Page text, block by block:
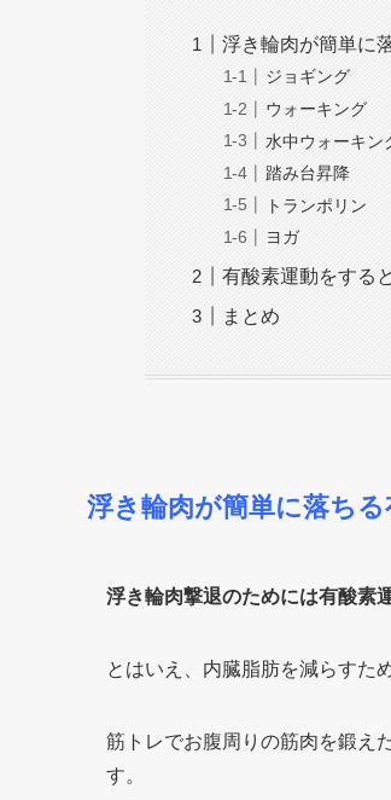
浮き輪肉が簡単に
ジョギング
ウォーキング
水中ウォーキン
踏み台昇降
トランポリン
ヨガ
有酸素運動をする
まとめ
浮き輪肉が簡単に落ちる
浮き輪肉撃退のためには有酸素
とはいえ、内臓脂肪を減らすた
筋トレでお腹周りの筋肉を鍛え
す。